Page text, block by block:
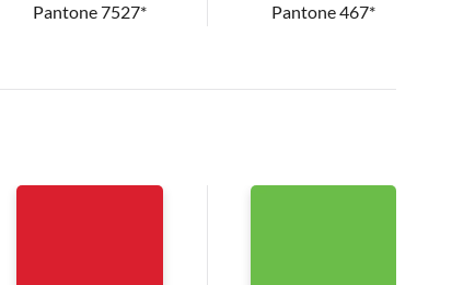
Pantone 7527* Pantone 467*